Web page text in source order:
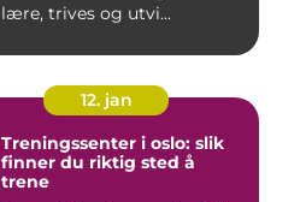
lære, trives og utvi...
12. jan
Treningssenter i oslo: slik
finner du riktig sted å
trene